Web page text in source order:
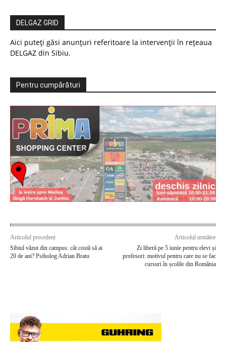
DELGAZ GRID
Aici puteți găsi anunțuri referitoare la intervenții în rețeaua
DELGAZ din Sibiu.
Pentru cumpărături
Articolul precedent
Sibiul văzut din campus: cât costă să ai
20 de ani? Psiholog Adrian Bratu
Articolul următor
Zi liberă pe 5 iunie pentru elevi și
profesori: motivul pentru care nu se fac
cursuri în școlile din România